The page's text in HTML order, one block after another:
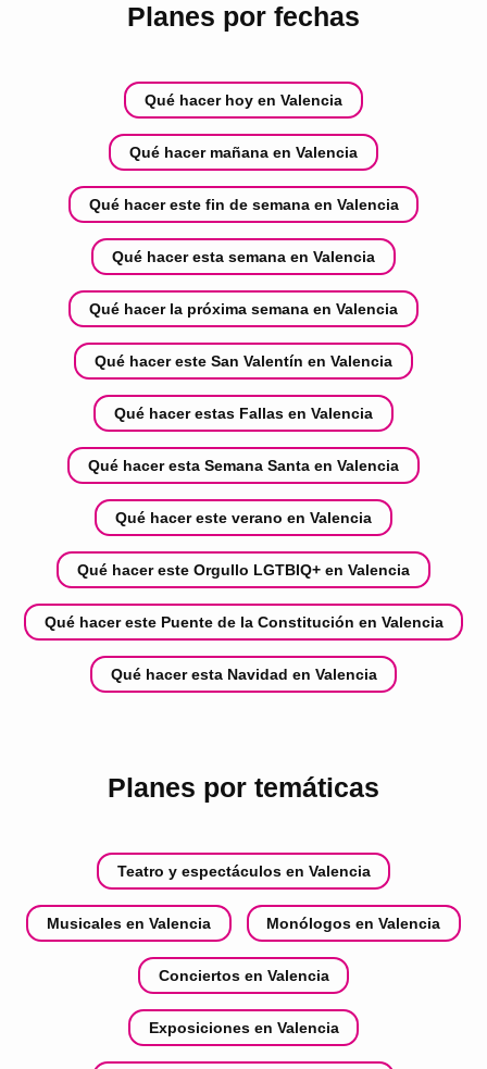
Planes por fechas
Qué hacer hoy en Valencia
Qué hacer mañana en Valencia
Qué hacer este fin de semana en Valencia
Qué hacer esta semana en Valencia
Qué hacer la próxima semana en Valencia
Qué hacer este San Valentín en Valencia
Qué hacer estas Fallas en Valencia
Qué hacer esta Semana Santa en Valencia
Qué hacer este verano en Valencia
Qué hacer este Orgullo LGTBIQ+ en Valencia
Qué hacer este Puente de la Constitución en Valencia
Qué hacer esta Navidad en Valencia
Planes por temáticas
Teatro y espectáculos en Valencia
Musicales en Valencia Monólogos en Valencia
Conciertos en Valencia
Exposiciones en Valencia